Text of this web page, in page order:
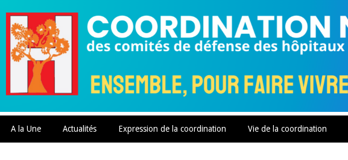
content
A la Une Actualités Expression de la coordination Vie de la coordination